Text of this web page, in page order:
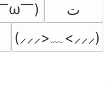
ω￣﻿)
ﺕ
(⸝⸝⸝>﹏<⸝⸝⸝)